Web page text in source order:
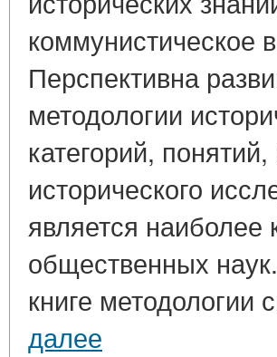
коммунистическое
Перспективна
методологии
категорий,
исторического
является наиболее
общественных
книге
далее